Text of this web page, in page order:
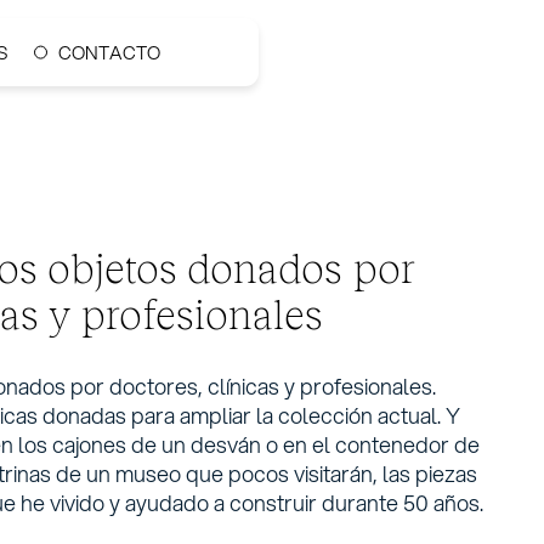
CONTACTO
objetos donados por
y profesionales
por doctores, clínicas y profesionales.
donadas para ampliar la colección actual. Y
los cajones de un desván o en el contenedor de
de un museo que pocos visitarán, las piezas
he vivido y ayudado a construir durante 50 años.